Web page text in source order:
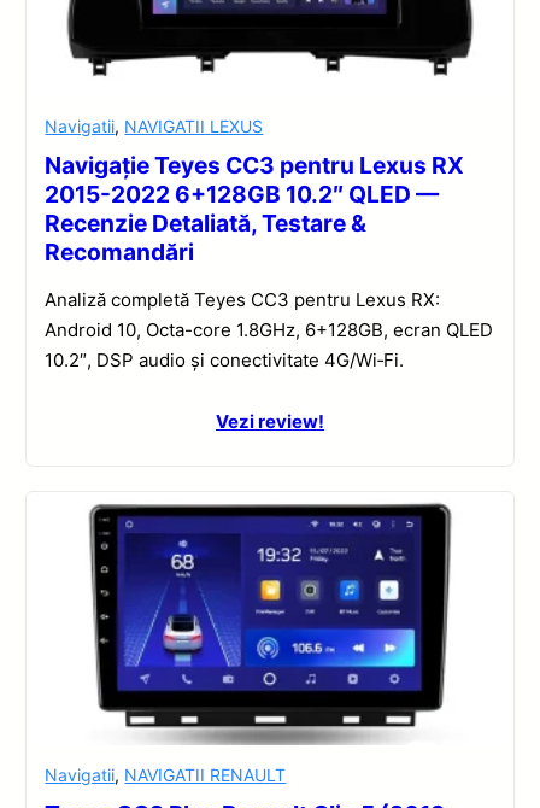
Navigatii, NAVIGATII LEXUS
Navigație Teyes CC3 pentru Lexus RX
2015-2022 6+128GB 10.2″ QLED —
Recenzie Detaliată, Testare &
Recomandări
Analiză completă Teyes CC3 pentru Lexus RX:
Android 10, Octa-core 1.8GHz, 6+128GB, ecran QLED
10.2″, DSP audio și conectivitate 4G/Wi‑Fi.
Vezi review!
Navigatii, NAVIGATII RENAULT